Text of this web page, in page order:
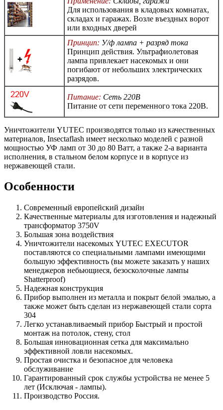
Для использования в кладовых комнатах,
складах и гаражах. Возле въездных ворот
или входных дверей
Принцип: У/ф лампа + разряд тока
Принцип действия. Ультрафиолетовая
лампа привлекает насекомых и они
погибают от небольших электрических
разрядов.
Питание: Сеть 220В
Питание от сети переменного тока 220В.
Уничтожители YUTEC производятся только из качественных
материалов, Insectaflash имеет несколько моделей с разной
мощностью УФ ламп от 30 до 80 Ватт, а также 2-а варианта
исполнения, в стальном белом корпусе и в корпусе из
нержавеющей стали.
Особенности
Современный европейский дизайн
Качественные материалы для изготовления и надежный
трансформатор 3750V
Большая зона воздействия
Уничтожители насекомых YUTEC EXECUTOR
поставляются со специальными лампами имеющими
большую эффективность (вы можете заказать у наших
менеджеров небьющиеся, безосколочные лампы
Shatterproof)
Надежная конструкция
Прибор выполнен из металла и покрыт белой эмалью, а
также может быть сделан из нержавеющей стали сорта
304
Легко устанавливаемый прибор Быстрый и простой
монтаж на потолок, стену, стол
Большая инновационная сетка для максимально
эффективной ловли насекомых.
Простая очистка и безопасное для человека
обслуживание
Гарантированный срок службы устройства не менее 5
лет (Исключая - лампы).
Производство Россия.